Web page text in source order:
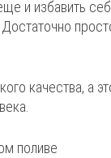
и избавить
качества, а